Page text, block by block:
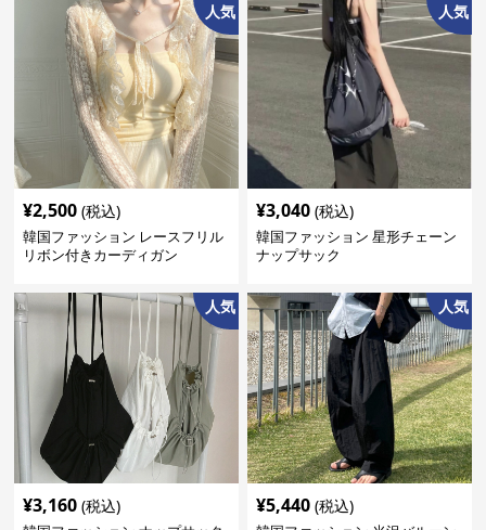
人気
¥2,500 (税込)
韓国ファッション レースフリル
リボン付きカーディガン
人気
¥3,040 (税込)
韓国ファッション 星形チェーン
ナップサック
人気
¥3,160 (税込)
人気
¥5,440 (税込)